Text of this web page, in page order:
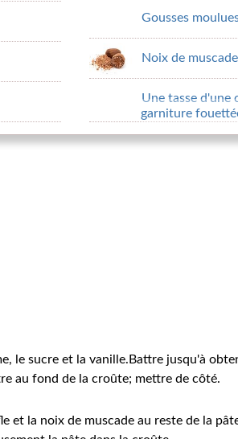
Gousses
Noix de
Une tasse d'une
garniture
le sucre et la vanille.Battre jusqu'à
au fond de la croûte; mettre de côté.
et la noix de muscade au reste de la